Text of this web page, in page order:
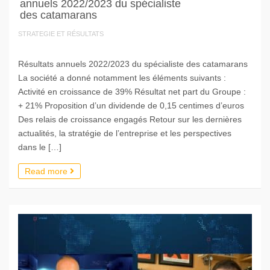
annuels 2022/2023 du spécialiste
des catamarans
STRATEGIE ET RÉSULTATS
Résultats annuels 2022/2023 du spécialiste des catamarans
La société a donné notamment les éléments suivants :
Activité en croissance de 39% Résultat net part du Groupe :
+ 21% Proposition d’un dividende de 0,15 centimes d’euros
Des relais de croissance engagés Retour sur les dernières
actualités, la stratégie de l’entreprise et les perspectives
dans le […]
Read more